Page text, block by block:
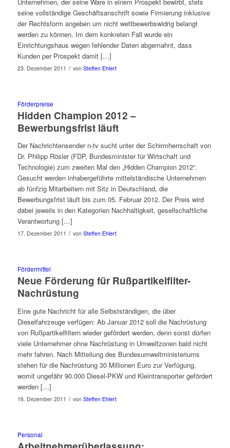
Unternehmen, der seine Ware in einem Prospekt bewirbt, stets
seine vollständige Geschäftsanschrift sowie Firmierung inklusive
der Rechtsform angeben um nicht wettbewerbswidrig belangt
werden zu können. Im dem konkreten Fall wurde ein
Einrichtungshaus wegen fehlender Daten abgemahnt, dass
Kunden per Prospekt damit […]
23. Dezember 2011 / von Steffen Ehlert
Förderpreise
Hidden Champion 2012 –
Bewerbungsfrist läuft
Der Nachrichtensender n-tv sucht unter der Schirmherrschaft von
Dr. Philipp Rösler (FDP, Bundesminister für Wirtschaft und
Technologie) zum zweiten Mal den „Hidden Champion 2012“.
Gesucht werden inhabergeführte mittelständische Unternehmen
ab fünfzig Mitarbeitern mit Sitz in Deutschland, die
Bewerbungsfrist läuft bis zum 05. Februar 2012. Der Preis wird
dabei jeweils in den Kategorien Nachhaltigkeit, gesellschaftliche
Verantwortung […]
17. Dezember 2011 / von Steffen Ehlert
Fördermittel
Neue Förderung für Rußpartikelfilter-
Nachrüstung
Eine gute Nachricht für alle Selbstständigen, die über
Dieselfahrzeuge verfügen: Ab Januar 2012 soll die Nachrüstung
von Rußpartikelfiltern wieder gefördert werden, denn sonst dürfen
viele Unternehmer ohne Nachrüstung in Umweltzonen bald nicht
mehr fahren. Nach Mitteilung des Bundesumweltministeriums
stehen für die Nachrüstung 30 Millionen Euro zur Verfügung,
womit ungefähr 90.000 Diesel-PKW und Kleintransporter gefördert
werden […]
16. Dezember 2011 / von Steffen Ehlert
Personal